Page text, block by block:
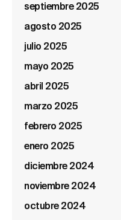
septiembre 2025
agosto 2025
julio 2025
mayo 2025
abril 2025
marzo 2025
febrero 2025
enero 2025
diciembre 2024
noviembre 2024
octubre 2024